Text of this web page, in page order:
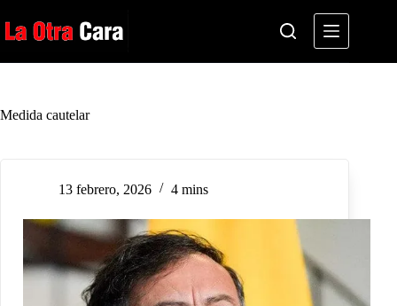
al
contenido
Medida cautelar
13 febrero, 2026 4 mins